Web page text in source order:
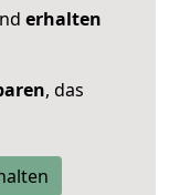
erhalten
, das